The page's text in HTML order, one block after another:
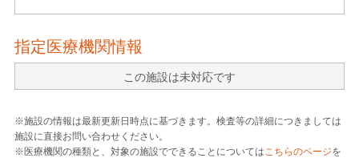
指定医療機関情報
この施設は未対応です
※施設の情報は最新更新日時点に基づきます。検査等の詳細につきましては
施設に直接お問い合わせください。
※医療機関の種類と、対象の施設でできることについてはこちらのページを